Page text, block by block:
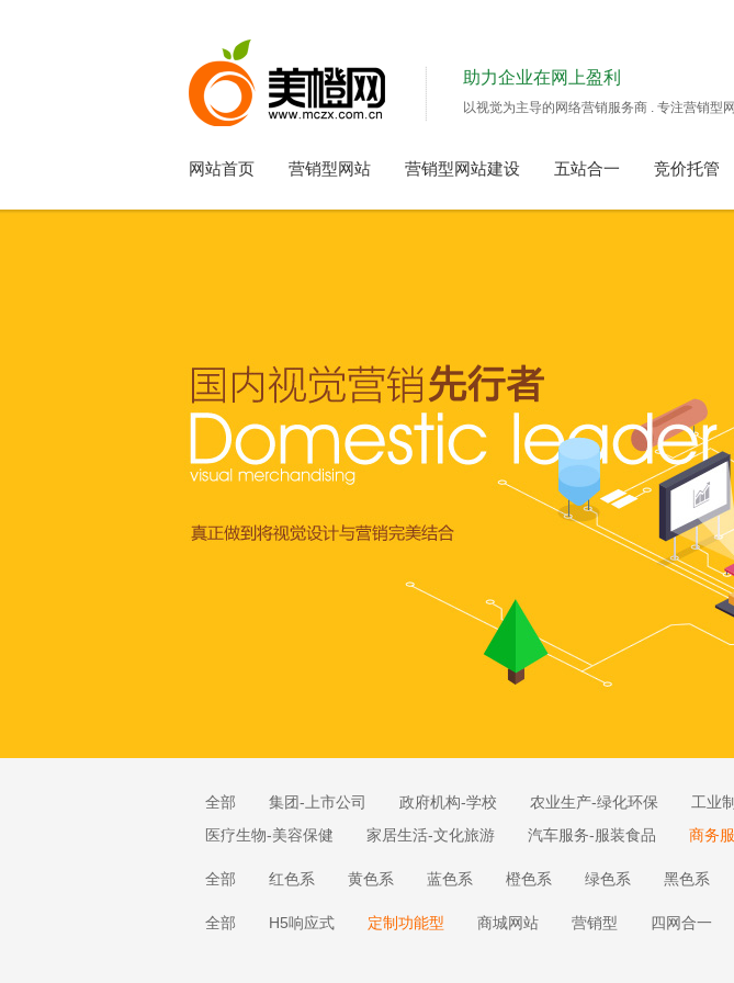
助力企业在网上盈利
以视觉为主导的网络营销服务商 . 专注营销型
网站首页 营销型网站 营销型网站建设 五站合一 竞价托管
全部 集团-上市公司 政府机构-学校 农业生产-绿化环保 工业
医疗生物-美容保健
家居生活-文化旅游 汽车服务-服装食品 商务
全部 红色系 黄色系 蓝色系 橙色系 绿色系 黑色系
全部 H5响应式 定制功能型 商城网站 营销型 四网合一